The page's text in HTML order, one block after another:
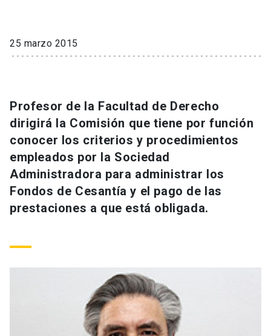
Información para keyboard_arrow_down
Futuros estudiantes
Estudiantes
Académicos
Personal
launch
launch
Go to english site launch
ACCESOS DIRECTOS
Admisión launch
Biblioteca launch
25 marzo 2015
Profesor de la Facultad de Derecho
dirigirá la Comisión que tiene por función
conocer los criterios y procedimientos
empleados por la Sociedad
Administradora para administrar los
Fondos de Cesantía y el pago de las
prestaciones a que está obligada.